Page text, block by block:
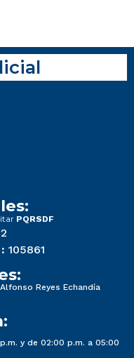
PQRSDF
105861
Reyes Echandía
y de 02:00 p.m. a 05:00